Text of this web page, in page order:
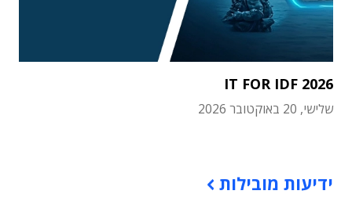
IT FOR IDF 2026
שלישי, 20 באוקטובר 2026
ידיעות מובילות